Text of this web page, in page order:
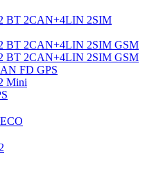
BT 2CAN+4LIN 2SIM
BT 2CAN+4LIN 2SIM GSM
BT 2CAN+4LIN 2SIM GSM
FD GPS
Mini